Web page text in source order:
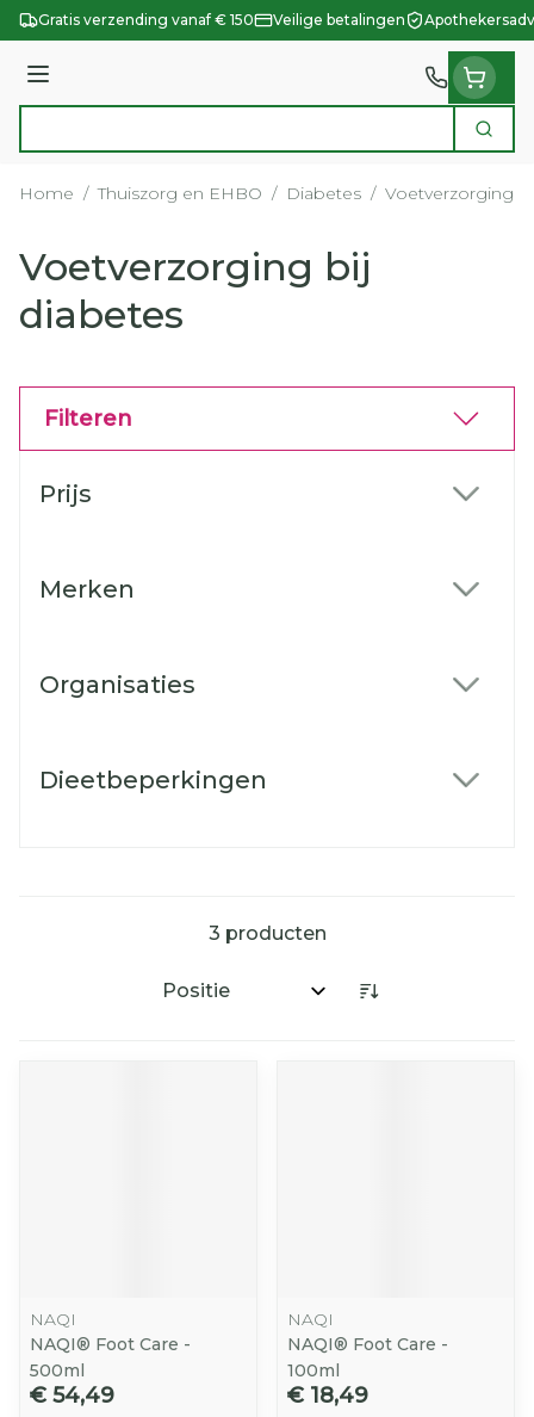
Ga naar de inhoud
Gratis verzending vanaf € 150 Veilige betalingen
Menu
Zoek
Home / Thuiszorg en EHBO / Diabetes / Voetverzorging
Voetverzorging bij
diabetes
Filteren
Prijs
Merken
Organisaties
Dieetbeperkingen
3 producten
Sorteer op:
NAQI
NAQI® Foot Care -
500ml
€ 54,49
NAQI
NAQI® Foot Care -
100ml
€ 18,49